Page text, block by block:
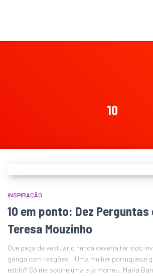
10
INSPIRAÇÃO
10 em ponto: Dez
Teresa Mouzinho
Que peça de vestuário nunca deveria ter sido
ganga com rasgões. Uma mulher portuguesa
estilo? Só me ocorre uma e já morreu: Maria